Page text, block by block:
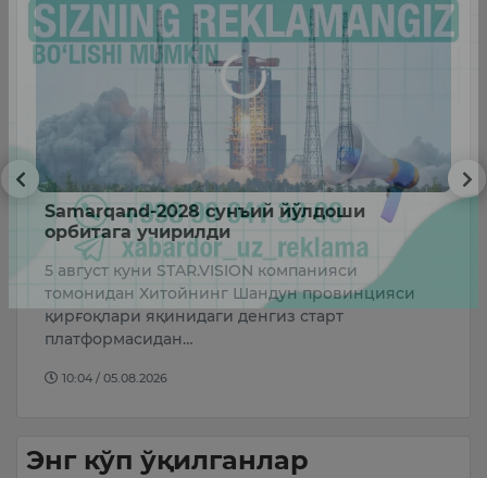
Samarqand-2028 сунъий йўлдоши
орбитага учирилди
5 август куни STAR.VISION компанияси
томонидан Хитойнинг Шандун провинцияси
қирғоқлари яқинидаги денгиз старт
платформасидан…
10:04 / 05.08.2026
Энг кўп ўқилганлар